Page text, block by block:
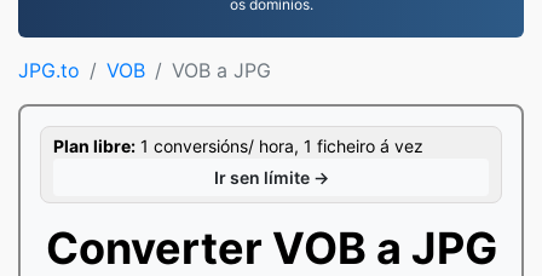
os dominios.
JPG.to VOB VOB a JPG
Plan libre: 1 conversións/ hora, 1 ficheiro á vez
Ir sen límite →
Converter VOB a JPG